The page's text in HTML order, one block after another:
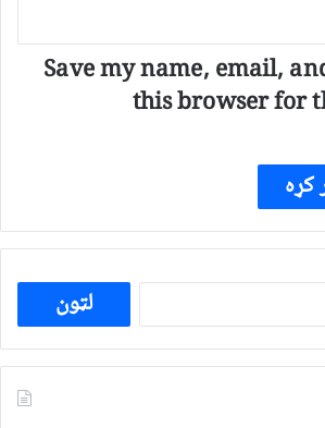
Save my name, email,
this browser for
ددی
لپاره
لټون: